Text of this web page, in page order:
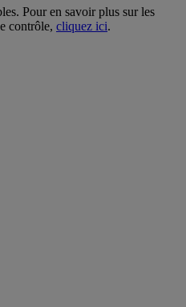
Pour en savoir plus sur les
contrôle, cliquez ici.